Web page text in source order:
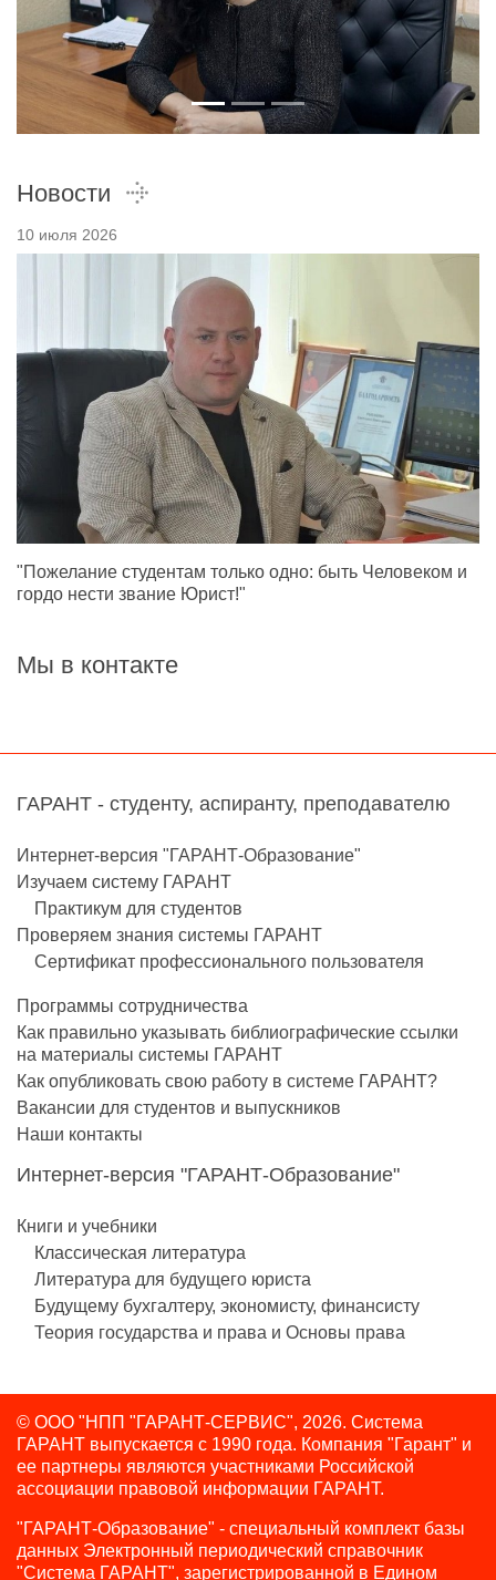
Новости
10 июля 2026
"Пожелание студентам только одно: быть Человеком и
гордо нести звание Юрист!"
Мы в контакте
ГАРАНТ - студенту, аспиранту, преподавателю
Интернет-версия "ГАРАНТ-Образование"
Изучаем систему ГАРАНТ
Практикум для студентов
Проверяем знания системы ГАРАНТ
Сертификат профессионального пользователя
Программы сотрудничества
Как правильно указывать библиографические ссылки
на материалы системы ГАРАНТ
Как опубликовать свою работу в системе ГАРАНТ?
Вакансии для студентов и выпускников
Наши контакты
Интернет-версия "ГАРАНТ-Образование"
Книги и учебники
Классическая литература
Литература для будущего юриста
Будущему бухгалтеру, экономисту, финансисту
Теория государства и права и Основы права
© ООО "НПП "ГАРАНТ-СЕРВИС", 2026. Система
ГАРАНТ выпускается с 1990 года. Компания "Гарант" и
ее партнеры являются участниками Российской
ассоциации правовой информации ГАРАНТ.
"ГАРАНТ-Образование" - специальный комплект базы
данных Электронный периодический справочник
"Система ГАРАНТ", зарегистрированной в Едином